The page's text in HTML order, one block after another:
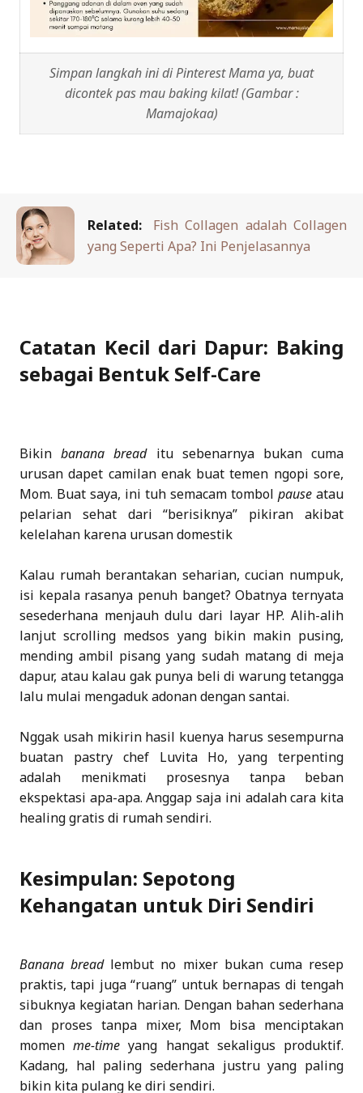
Simpan langkah ini di Pinterest Mama ya, buat
dicontek pas mau baking kilat! (Gambar :
Mamajokaa)
Related:
Fish Collagen adalah Collagen
yang Seperti Apa? Ini Penjelasannya
Catatan Kecil dari Dapur: Baking
sebagai Bentuk Self-Care
Bikinbanana bread itu sebenarnya bukan cuma
urusan dapet camilan enak buat temen ngopi sore,
Mom. Buat saya, ini tuh semacam tombol pause atau
pelarian sehat dari “berisiknya” pikiran akibat
kelelahan karena urusan domestik
Kalau rumah berantakan seharian, cucian numpuk,
isi kepala rasanya penuh banget? Obatnya ternyata
sesederhana menjauh dulu dari layar HP. Alih-alih
lanjut scrolling medsos yang bikin makin pusing,
mending ambil pisang yang sudah matang di meja
dapur, atau kalau gak punya beli di warung tetangga
lalu mulai mengaduk adonan dengan santai.
Nggak usah mikirin hasil kuenya harus sesempurna
buatan pastry chef Luvita Ho, yang terpenting
adalah menikmati prosesnya tanpa beban
ekspektasi apa-apa. Anggap saja ini adalah cara kita
healing gratis di rumah sendiri.
Kesimpulan: Sepotong
Kehangatan untuk Diri Sendiri
Banana breadlembut no mixer bukan cuma resep
praktis, tapi juga “ruang” untuk bernapas di tengah
sibuknya kegiatan harian. Dengan bahan sederhana
dan proses tanpa mixer, Mom bisa menciptakan
momenme-time yang hangat sekaligus produktif.
Kadang, hal paling sederhana justru yang paling
bikin kita pulang ke diri sendiri.